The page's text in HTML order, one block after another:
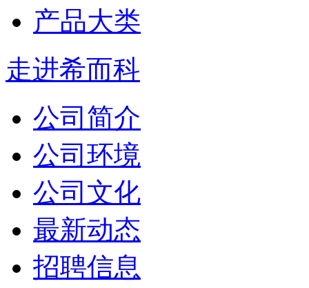
产品大类
走进希而科
公司简介
公司环境
公司文化
最新动态
招聘信息